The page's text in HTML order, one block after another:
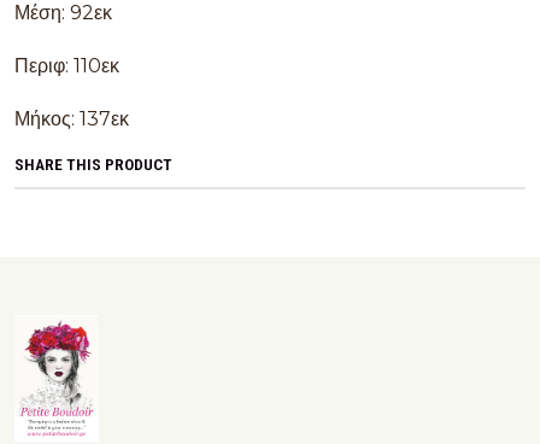
Μέση: 92εκ
Περιφ: 110εκ
Μήκος: 137εκ
SHARE THIS PRODUCT